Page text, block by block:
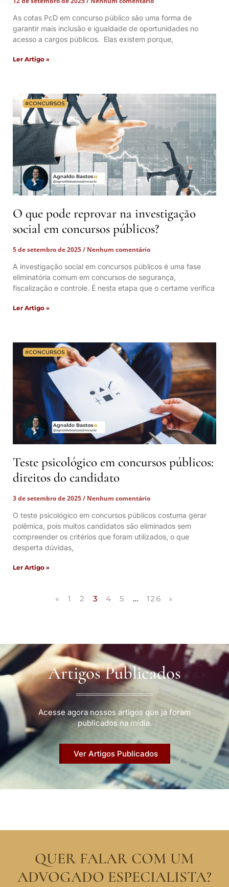
As cotas PcD em concurso público são uma forma de
garantir mais inclusão e igualdade de oportunidades no
acesso a cargos públicos. Elas existem porque,
Ler Artigo »
O que pode reprovar na investigação
social em concursos públicos?
5 de setembro de 2025
Nenhum comentário
A investigação social em concursos públicos é uma fase
eliminatória comum em concursos de segurança,
fiscalização e controle. É nesta etapa que o certame verifica
Ler Artigo »
Teste psicológico em concursos públicos:
direitos do candidato
3 de setembro de 2025
Nenhum comentário
O teste psicológico em concursos públicos costuma gerar
polêmica, pois muitos candidatos são eliminados sem
compreender os critérios que foram utilizados, o que
desperta dúvidas,
Ler Artigo »
« 1 2 3 4 5 … 126 »
Artigos Publicados
Acesse agora nossos artigos que já foram
publicados na mídia.
Ver Artigos Publicados
QUER FALAR COM UM
ADVOGADO ESPECIALISTA?